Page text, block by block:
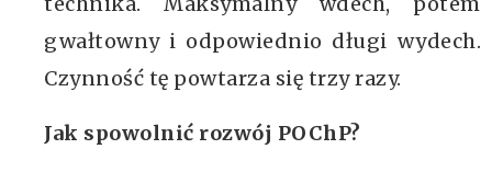
gwałtowny i odpowiednio długi wydech.
Czynność tę powtarza się trzy razy.
Jak spowolnić rozwój POChP?